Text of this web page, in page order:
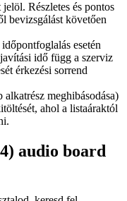
Részletes és pontos
bevizsgálást követően
esetén
idő függ a szerviz
érkezési sorrend
alkatrész meghibásodása)
ahol a listaáraktól
audio board